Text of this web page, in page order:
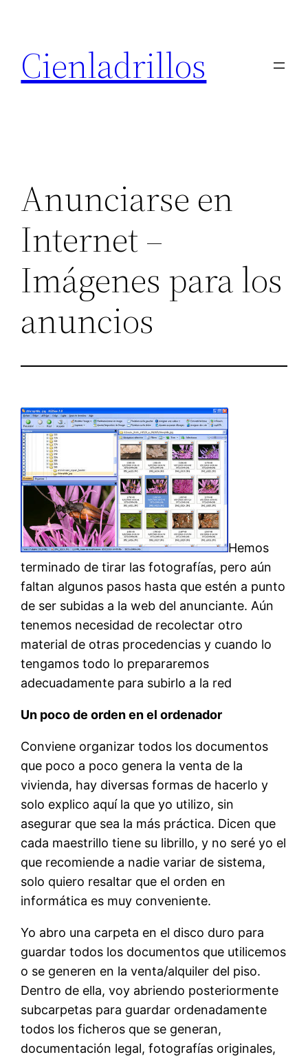
contenido
Cienladrillos
Anunciarse en
Internet –
Imágenes para los
anuncios
Hemos
terminado de tirar las fotografías, pero aún
faltan algunos pasos hasta que estén a punto
de ser subidas a la web del anunciante. Aún
tenemos necesidad de recolectar otro
material de otras procedencias y cuando lo
tengamos todo lo prepararemos
adecuadamente para subirlo a la red
Un poco de orden en el ordenador
Conviene organizar todos los documentos
que poco a poco genera la venta de la
vivienda, hay diversas formas de hacerlo y
solo explico aquí la que yo utilizo, sin
asegurar que sea la más práctica. Dicen que
cada maestrillo tiene su librillo, y no seré yo el
que recomiende a nadie variar de sistema,
solo quiero resaltar que el orden en
informática es muy conveniente.
Yo abro una carpeta en el disco duro para
guardar todos los documentos que utilicemos
o se generen en la venta/alquiler del piso.
Dentro de ella, voy abriendo posteriormente
subcarpetas para guardar ordenadamente
todos los ficheros que se generan,
documentación legal, fotografías originales,